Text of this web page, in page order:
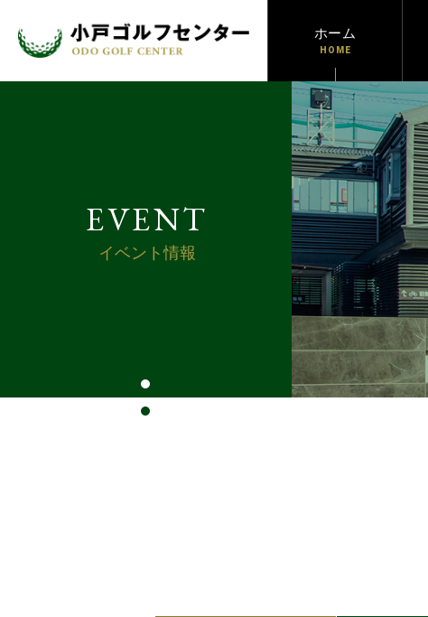
ホーム
HOME
EVENT
イベント情報